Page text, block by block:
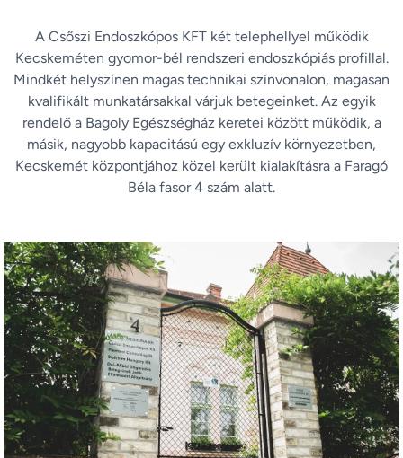
A Csőszi Endoszkópos KFT két telephellyel működik
Kecskeméten gyomor-bél rendszeri endoszkópiás profillal.
Mindkét helyszínen magas technikai színvonalon, magasan
kvalifikált munkatársakkal várjuk betegeinket. Az egyik
rendelő a Bagoly Egészségház keretei között működik, a
másik, nagyobb kapacitású egy exkluzív környezetben,
Kecskemét központjához közel került kialakításra a Faragó
Béla fasor 4 szám alatt.